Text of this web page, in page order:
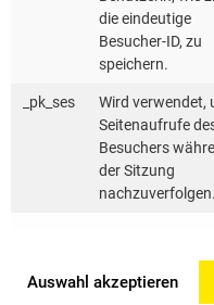
QUICK-CHECK
Hier können Sie den
Klimaschutz kostenlos
über Rückmeldungen!
346 KB | XLSX
Hier stehen Ihnen
speziellere
die eindeutige
Besucher-ID, zu
speichern.
_pk_ses
Wird verwendet,
Seitenaufrufe
Besuchers
der Sitzung
nachzuverfolgen.
Auswahl akzeptieren